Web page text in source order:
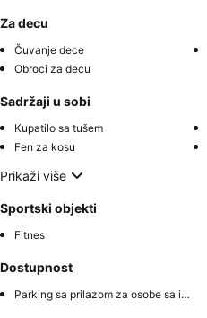
Za decu
Čuvanje dece
Obroci za decu
Sadržaji u sobi
Kupatilo sa tušem
Fen za kosu
Prikaži više
Sportski objekti
Fitnes
Dostupnost
Parking sa prilazom za osobe sa invaliditetom